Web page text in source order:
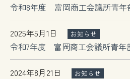
令和8年度 富岡商工会議所青年
2025年5月1日 お知らせ
令和7年度 富岡商工会議所青年
2024年8月21日 お知らせ